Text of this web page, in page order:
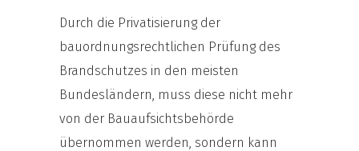
Durch die Privatisierung der
bauordnungsrechtlichen Prüfung des
Brandschutzes in den meisten
Bundesländern, muss diese nicht mehr
von der Bauaufsichtsbehörde
übernommen werden, sondern kann